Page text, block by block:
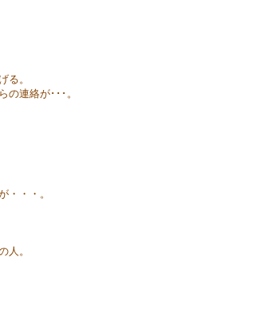
る。
連絡が･･･。
・・・。
人。